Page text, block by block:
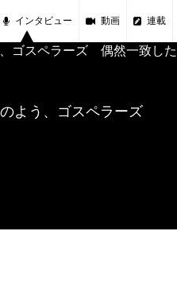
インタビュー 動画 連載
よう、ゴスペラーズ